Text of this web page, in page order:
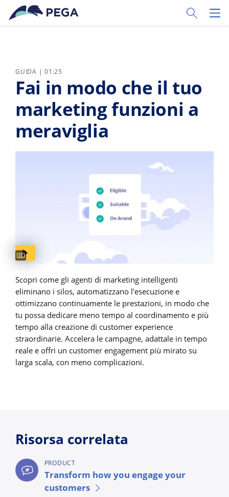
Vai direttamente al contenuto principale
Toggle
GUIDA | 01:25
Fai in modo che il tuo
marketing funzioni a
meraviglia
Captions available
Scopri come gli agenti di marketing intelligenti
eliminano i silos, automatizzano l'esecuzione e
ottimizzano continuamente le prestazioni, in modo che
tu possa dedicare meno tempo al coordinamento e più
tempo alla creazione di customer experience
straordinarie. Accelera le campagne, adattale in tempo
reale e offri un customer engagement più mirato su
larga scala, con meno complicazioni.
Risorsa correlata
PRODUCT
Transform how you engage your
customers